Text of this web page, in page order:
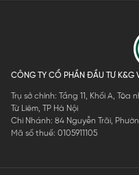
CÔNG TY CỔ PHẦN ĐẦU TƯ K&G
Trụ sở chính: Tầng 11, Khối A,
Từ Liêm, TP Hà Nội
Chi Nhánh: 84 Nguyễn Trãi,
Mã số thuế: 0105911105